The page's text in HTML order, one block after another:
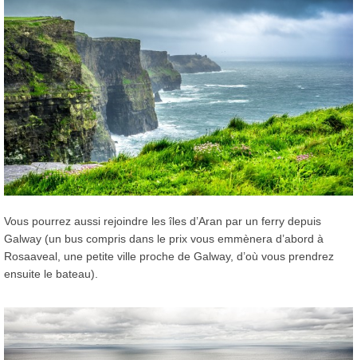
Vous pourrez aussi rejoindre les îles d’Aran par un ferry depuis
Galway (un bus compris dans le prix vous emmènera d’abord à
Rosaaveal, une petite ville proche de Galway, d’où vous prendrez
ensuite le bateau).